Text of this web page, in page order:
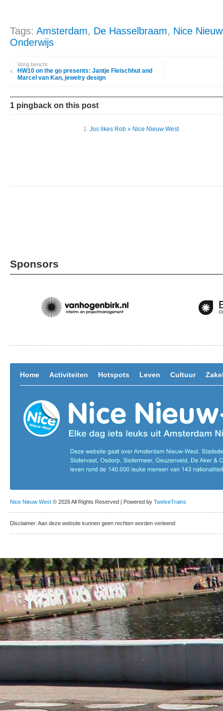
Tags: Amsterdam, De Hasselbraam, Nice
Onderwijs
Vorig bericht
HW10 on the go presents: Jantje Fleischhut and
Marcel van Kan, jewelry design
1 pingback on this post
Jos likes Rob » Nice Nieuw West
Sponsors
Home Activiteiten Hotspots Leven Cultuur
Nice Nieuw West © 2026 All Rights Reserved | Powered by TwelveTrains
Disclaimer: Aan deze website kunnen geen rechten worden verleend